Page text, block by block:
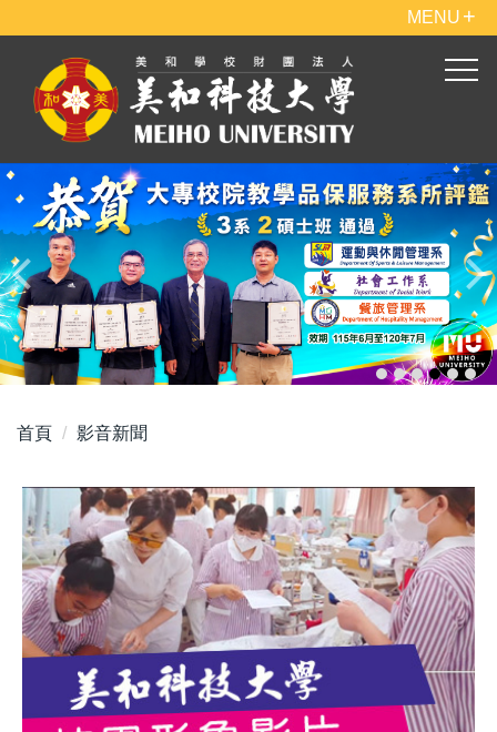
區
MENU
首頁 影音新聞